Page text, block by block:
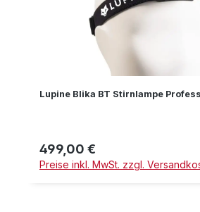
Lupine Blika BT Stirnlampe
Regulärer Preis:
499,00 €
Preise inkl. MwSt. zzgl.